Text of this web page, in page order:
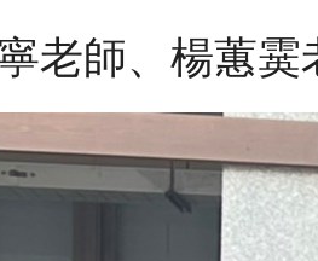
老師、楊蕙霙